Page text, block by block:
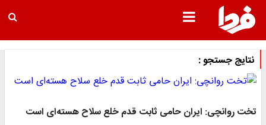
نتایج جستجو :
تخت روانچی: ایران حامی ثابت قدم خلع سلاح هسته‌ای است